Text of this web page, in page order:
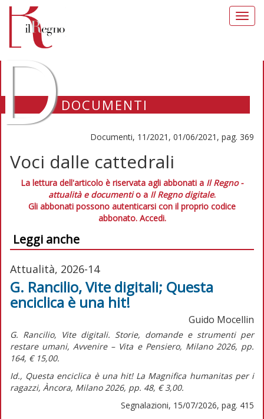
DOCUMENTI
Documenti, 11/2021, 01/06/2021, pag. 369
Voci dalle cattedrali
La lettura dell'articolo è riservata agli abbonati a Il Regno -
attualità e documentio a Il Regno digitale.
Gli abbonati possono autenticarsi con il proprio codice
abbonato. Accedi.
Leggi anche
Attualità, 2026-14
G. Rancilio, Vite digitali; Questa
enciclica è una hit!
Guido Mocellin
G. Rancilio, Vite digitali. Storie, domande e strumenti per
restare umani, Avvenire – Vita e Pensiero, Milano 2026, pp.
164, € 15,00.
Id., Questa enciclica è una hit! La Magnifica humanitas per i
ragazzi, Àncora, Milano 2026, pp. 48, € 3,00.
Segnalazioni, 15/07/2026, pag. 415